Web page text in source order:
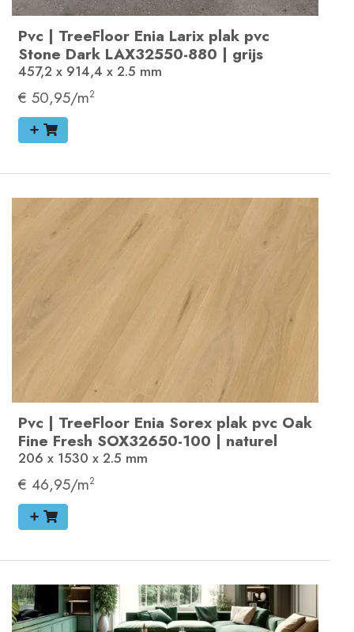
Pvc | TreeFloor Enia Larix plak pvc
Stone Dark LAX32550-880 | grijs
457,2 x 914,4 x 2.5 mm
€ 50,95/m2
Pvc | TreeFloor Enia Sorex plak pvc Oak
Fine Fresh SOX32650-100 | naturel
206 x 1530 x 2.5 mm
€ 46,95/m2